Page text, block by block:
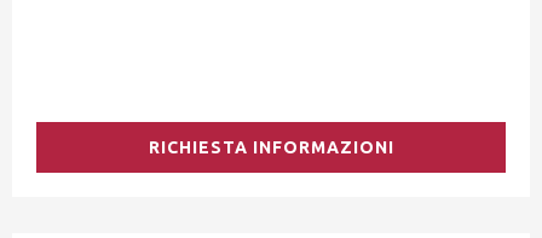
RICHIESTA INFORMAZIONI